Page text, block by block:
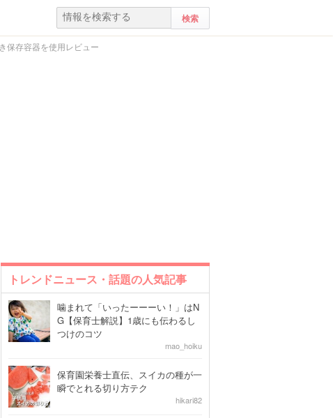
保存容器を使用レビュー
トレンドニュース・話題の人気記事
噛まれて「いったーーーい！」はN
G【保育士解説】1歳にも伝わるし
つけのコツ
mao_hoiku
保育園栄養士直伝、スイカの種が一
瞬でとれる切り方テク
hikari82